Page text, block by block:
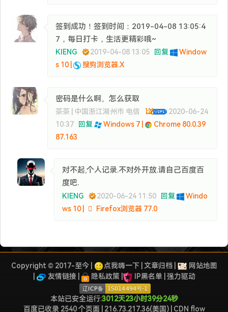
签到成功！签到时间：2019-04-08 13:05:4
7，每日打卡，生活更精彩哦~
KIENG 2019-04-08 13:05 回复
Window
s 10 |
搜狗浏览器.X
密码是什么啊。怎么获取
茶茶 | 中国浙江湖州市 电信
2020-06-24
10:37
回复 Windows 7 |
Chrome 80.0.39
87.163
对不起,个人记录.不对外开放.请自己百度百
度吧.
KIENG 2020-06-24 11:50 回复
Windo
ws 10 |
Firefox浏览器 77.0
Copyright © 2017-至今 | 点我嗨一下| 文章归档|
网站地图
友情链接 隐私政策| IP黑名单 强力驱动
本站已安全运行:3012天23小时39分24秒
百度已收录 2540 个页面 | 216.73.217.36(美国) | CDN flow